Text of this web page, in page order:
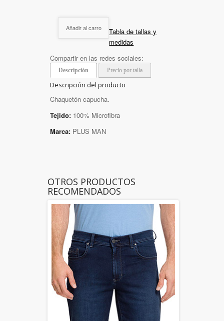
Añadir al carro
Tabla de tallas y
medidas
Compartir en las redes sociales:
Descripción Precio por talla
Descripción del producto
Chaquetón capucha.
Tejido: 100% Microfibra
Marca: PLUS MAN
OTROS PRODUCTOS
RECOMENDADOS